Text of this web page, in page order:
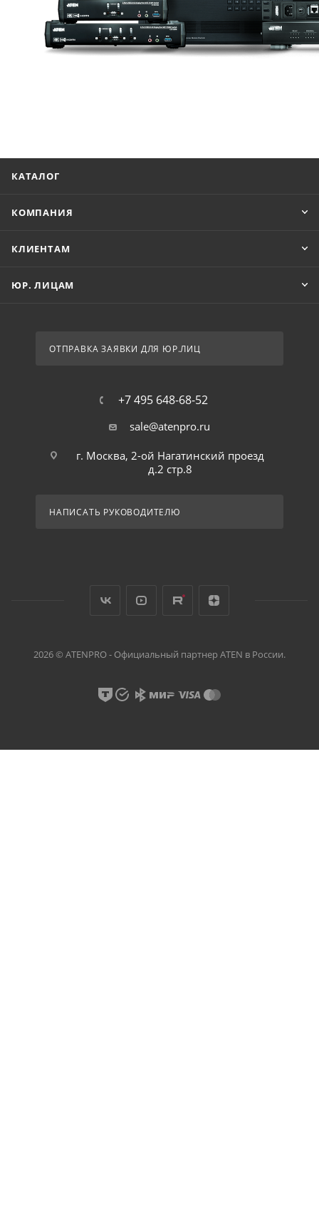
КАТАЛОГ
КОМПАНИЯ
КЛИЕНТАМ
ЮР. ЛИЦАМ
ОТПРАВКА ЗАЯВКИ ДЛЯ ЮР.ЛИЦ
+7 495 648-68-52
sale@atenpro.ru
г. Москва, 2-ой Нагатинский проезд
д.2 стр.8
НАПИСАТЬ РУКОВОДИТЕЛЮ
2026 © ATENPRO - Официальный партнер ATEN в России.